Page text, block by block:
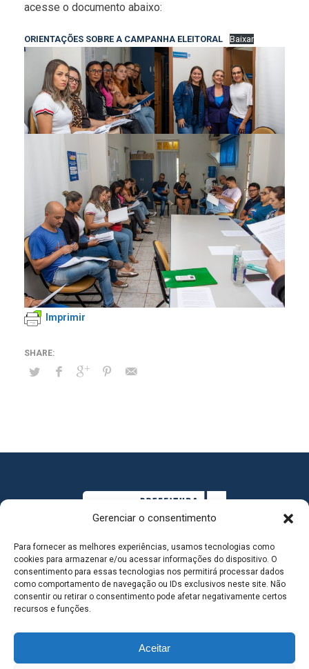
Gerenciar o consentimento
Para fornecer as melhores experiências, usamos tecnologias como
cookies para armazenar e/ou acessar informações do dispositivo. O
consentimento para essas tecnologias nos permitirá processar dados
como comportamento de navegação ou IDs exclusivos neste site. Não
consentir ou retirar o consentimento pode afetar negativamente certos
recursos e funções.
Aceitar
acesse o documento abaixo:
ORIENTAÇÕES SOBRE A CAMPANHA ELEITORAL Baixar
Imprimir
MAPA DO SITE